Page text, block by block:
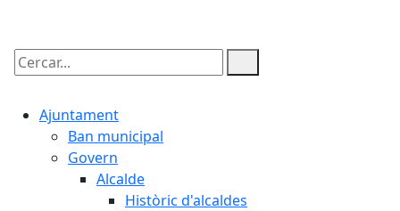
Cercar:
Ajuntament
Ban municipal
Govern
Alcalde
Històric d'alcaldes